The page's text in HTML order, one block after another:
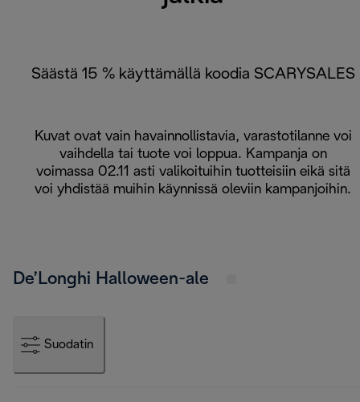
Säästä 15 % käyttämällä koodia SCARYSALES
Kuvat ovat vain havainnollistavia, varastotilanne voi
vaihdella tai tuote voi loppua. Kampanja on
voimassa 02.11 asti valikoituihin tuotteisiin eikä sitä
voi yhdistää muihin käynnissä oleviin kampanjoihin.
De’Longhi Halloween-ale
Suodatin